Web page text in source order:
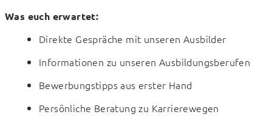
Was euch erwartet:
Direkte Gespräche mit unseren Ausbilder
Informationen zu unseren Ausbildungsberufen
Bewerbungstipps aus erster Hand
Persönliche Beratung zu Karrierewegen